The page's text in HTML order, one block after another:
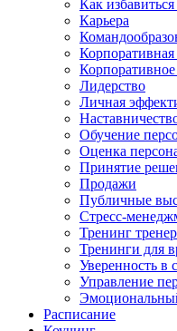
Как избавиться
Карьера
Корпоративная
Лидерство
Личная
Обучение
Оценка
Принятие
Продажи
Публичные
Стресс-
Тренинг
Тренинги для
Уверенность в
Управление
Расписание